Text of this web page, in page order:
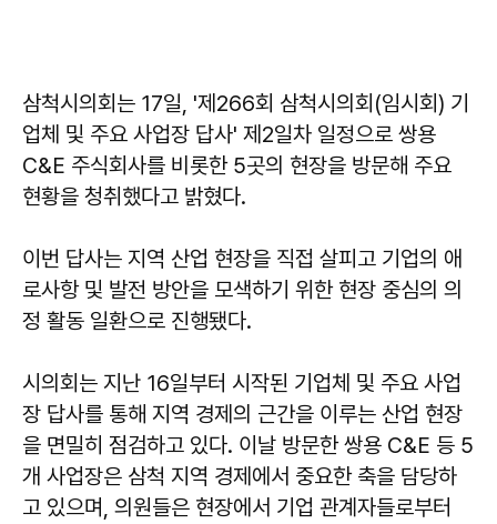
삼척시의회는 17일, '제266회 삼척시의회(임시회) 기
업체 및 주요 사업장 답사' 제2일차 일정으로 쌍용
C&E 주식회사를 비롯한 5곳의 현장을 방문해 주요
현황을 청취했다고 밝혔다.
이번 답사는 지역 산업 현장을 직접 살피고 기업의 애
로사항 및 발전 방안을 모색하기 위한 현장 중심의 의
정 활동 일환으로 진행됐다.
시의회는 지난 16일부터 시작된 기업체 및 주요 사업
장 답사를 통해 지역 경제의 근간을 이루는 산업 현장
을 면밀히 점검하고 있다. 이날 방문한 쌍용 C&E 등 5
개 사업장은 삼척 지역 경제에서 중요한 축을 담당하
고 있으며, 의원들은 현장에서 기업 관계자들로부터